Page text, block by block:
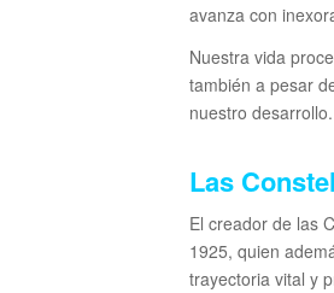
avanza con
Nuestra vida
también a pesar
nuestro desarrollo.
Las
El creador de las
1925, quien
trayectoria vital y